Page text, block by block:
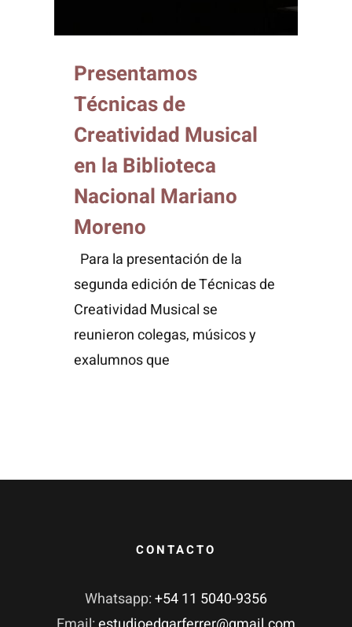
Presentamos
Técnicas de
Creatividad Musical
en la Biblioteca
Nacional Mariano
Moreno
Para la presentación de la
segunda edición de Técnicas de
Creatividad Musical se
reunieron colegas, músicos y
exalumnos que
CONTACTO
Whatsapp:+54 11 5040-9356